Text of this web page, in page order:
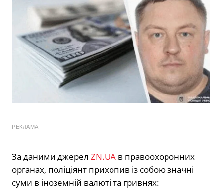
РЕКЛАМА
За даними джерел ZN.UA в правоохоронних
органах, поліціянт прихопив із собою значні
суми в іноземній валюті та гривнях: